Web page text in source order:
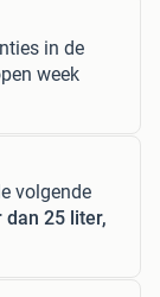
in de
week
volgende
dan 25 liter,